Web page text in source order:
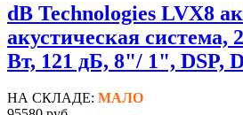
dB Technologies LVX8
акустическая система,
Вт, 121 дБ, 8"/ 1", DSP,
НА СКЛАДЕ: МАЛО